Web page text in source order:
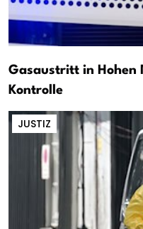
Gasaustritt in Hohen
Kontrolle
JUSTIZ